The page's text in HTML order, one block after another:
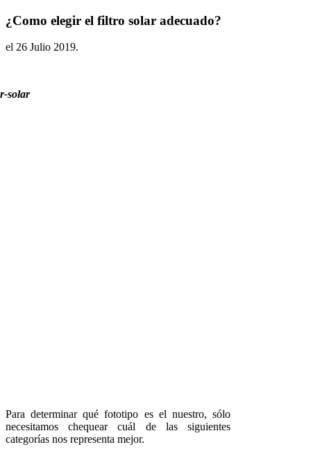
¿Como elegir el filtro solar adecuado?
el 26 Julio 2019.
Para determinar qué fototipo es el nuestro, sólo
necesitamos chequear cuál de las siguientes
categorías nos representa mejor.